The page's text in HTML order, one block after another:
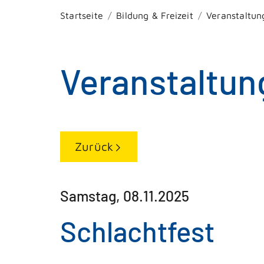
Startseite Bildung & Freizeit
Zurück
Samstag, 08.11.2025
Schlachtfest